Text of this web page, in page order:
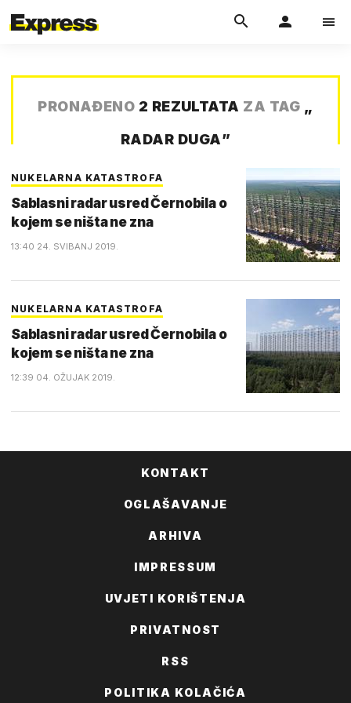
PRONAĐENO 2 REZULTATA ZA TAG „
RADAR DUGA”
NUKELARNA KATASTROFA
Sablasni radar usred Černobila o
kojem se ništa ne zna
13:40 24. SVIBANJ 2019.
NUKELARNA KATASTROFA
Sablasni radar usred Černobila o
kojem se ništa ne zna
12:39 04. OŽUJAK 2019.
KONTAKT
OGLAŠAVANJE
ARHIVA
IMPRESSUM
UVJETI KORIŠTENJA
PRIVATNOST
RSS
POLITIKA KOLAČIĆA